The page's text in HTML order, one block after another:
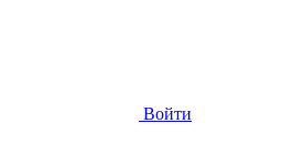
Войти